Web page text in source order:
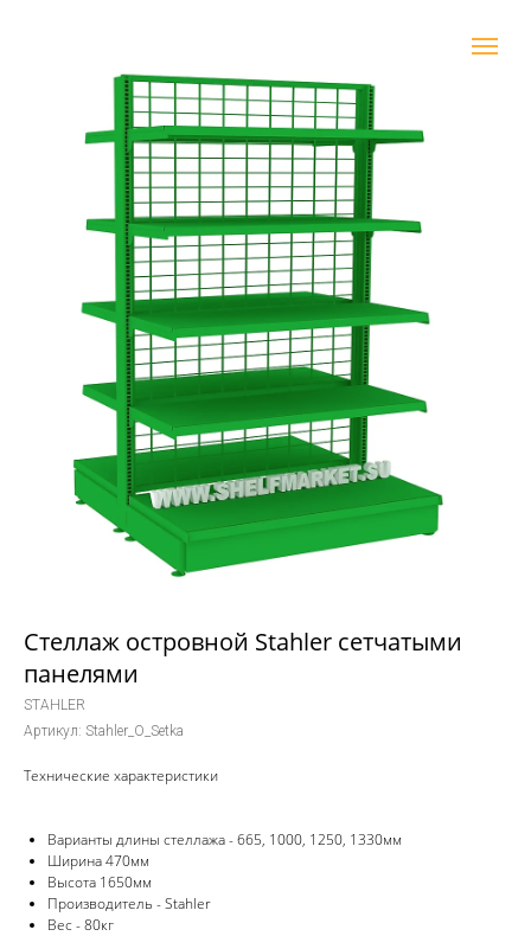
Стеллаж островной Stahler сетчатыми
панелями
STAHLER
Артикул: Stahler_O_Setka
Технические характеристики
Варианты длины стеллажа - 665, 1000, 1250, 1330мм
Ширина 470мм
Высота 1650мм
Производитель - Stahler
Вес - 80кг